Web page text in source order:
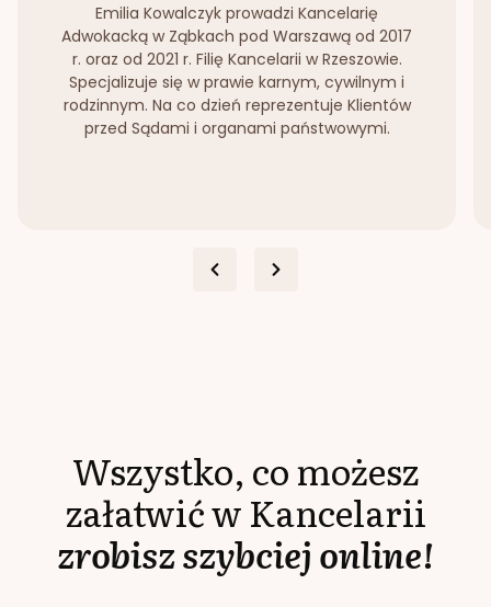
Emilia Kowalczyk prowadzi Kancelarię
Adwokacką w Ząbkach pod Warszawą od 2017
r. oraz od 2021 r. Filię Kancelarii w Rzeszowie.
Specjalizuje się w prawie karnym, cywilnym i
rodzinnym. Na co dzień reprezentuje Klientów
przed Sądami i organami państwowymi.
Wszystko, co możesz
załatwić w Kancelarii
zrobisz szybciej online!